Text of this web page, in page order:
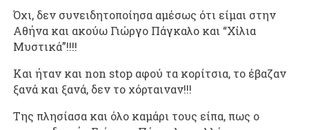
Όχι, δεν συνειδητοποίησα αμέσως ότι είμαι στην
Αθήνα και ακούω Γιώργο Πάγκαλο και “Χίλια
Μυστικά”!!!!
Και ήταν και non stop αφού τα κορίτσια, το έβαζαν
ξανά και ξανά, δεν το χόρταιναν!!!
Της πλησίασα και όλο καμάρι τους είπα, πως ο